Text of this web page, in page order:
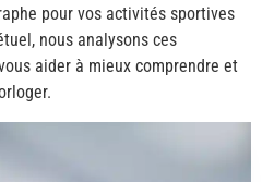
pour vos activités sportives
nous analysons ces
aider à mieux comprendre et